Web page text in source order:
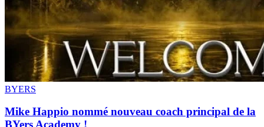
BYERS
Mike Happio nommé nouveau coach principal de la